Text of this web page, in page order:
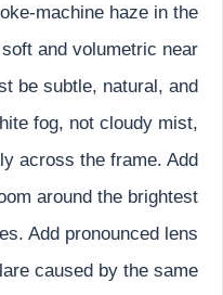
machine haze in the
and volumetric near
be subtle, natural, and
fog, not cloudy mist,
across the frame. Add
around the brightest
Add pronounced lens
caused by the same